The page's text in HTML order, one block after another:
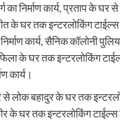
का निर्माण कार्य, प्रताप के घर
के घर तक इन्टरलोकिंग टाईल्स
कार्य, सैनिक कॉलोनी
के घर तक इन्टरलोकिंग
कार्य।
बहादुर के घर तक
तक इन्टरलोकिंग टाईल्स